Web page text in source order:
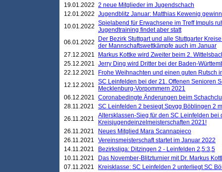
19.01.2022 2 neue Mitglieder im Jugendschach
12.01.2022 Jugendblitz Januar: Matthias Kewenig
10.01.2022 Spielabend für Erwachsene im Treff Impuls
Jugendtraining findet aber statt
06.01.2022
Der Bezirk Stuttgart und alle Stuttgarter
der Mannschaftswettkämpfe auch im Januar
27.12.2021
Markus Kottke wird Zweiter beim 2.
25.12.2021 Jerry Ding wird Dritter bei der Baden-
22.12.2021
Frohe Weihnachten und einen guten Rutsch
12.12.2021 SC Leinfelden bei der 21. Offenen Senioren
Mecklenburg-Vorpommern 2021
06.12.2021 Coronabedingte Änderungen beim
28.11.2021
SC Leinfelden 2 besiegt Spvgg Böblingen 2
26.11.2021
Altersklassen-Sieg für den SC Leinfelden bei
Kreisjugendeinzelmeisterschaften 2021!
26.11.2021
Neues Mitglied Mara Scannapieco
26.11.2021
Vereinsmeisterschaft startet im Januar 2022
14.11.2021
Bezirksliga: Ditzingen 2 - Leinfelden 2,5:3,5
10.11.2021
Das November-Blitzturnier mit Dr. Markus
07.11.2021
Kreisklasse: SC Leinfelden 2 unterliegt SC